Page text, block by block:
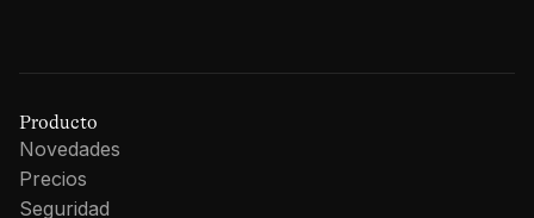
Producto
Novedades
Precios
Seguridad